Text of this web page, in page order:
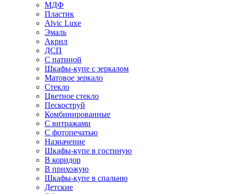
МДФ
Пластик
Alvic Luxe
Эмаль
Акрил
ДСП
С патиной
Шкафы-купе с зеркалом
Матовое зеркало
Стекло
Цветное стекло
Пескоструй
Комбинированные
С витражами
С фотопечатью
Назначение
Шкафы-купе в гостиную
В коридор
В прихожую
Шкафы-купе в спальню
Детские